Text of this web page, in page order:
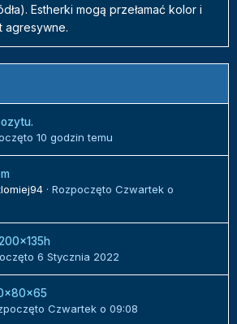
Estherki mogą przełamać kolor i
agresywne.
10 godzin temu
· Rozpoczęto Czwartek o
6 Stycznia 2022
Czwartek o 09:08